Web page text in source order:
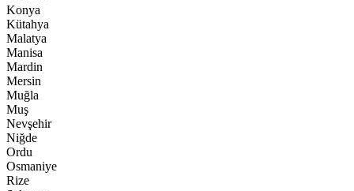
Konya
Kütahya
Malatya
Manisa
Mardin
Mersin
Muğla
Muş
Nevşehir
Niğde
Ordu
Osmaniye
Rize